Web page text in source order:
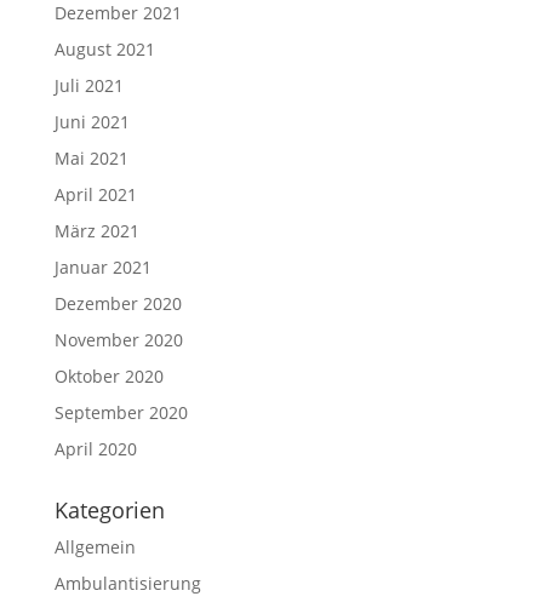
Dezember 2021
August 2021
Juli 2021
Juni 2021
Mai 2021
April 2021
März 2021
Januar 2021
Dezember 2020
November 2020
Oktober 2020
September 2020
April 2020
Kategorien
Allgemein
Ambulantisierung